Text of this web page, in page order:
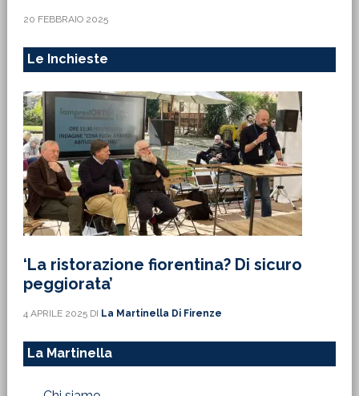
20 FEBBRAIO 2025
Le Inchieste
‘La ristorazione fiorentina? Di sicuro
peggiorata’
4 APRILE 2025DI La Martinella Di Firenze
La Martinella